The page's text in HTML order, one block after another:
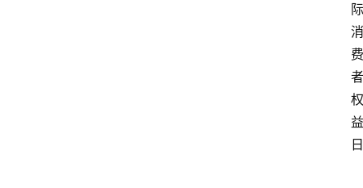
际
消
费
者
权
益
日